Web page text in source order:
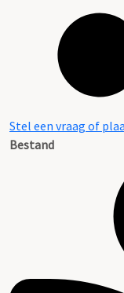
Stel een vraag of
Bestand